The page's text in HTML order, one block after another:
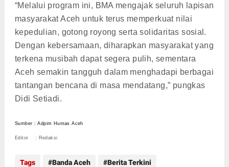
“Melalui program ini, BMA mengajak seluruh lapisan
masyarakat Aceh untuk terus memperkuat nilai
kepedulian, gotong royong serta solidaritas sosial.
Dengan kebersamaan, diharapkan masyarakat yang
terkena musibah dapat segera pulih, sementara
Aceh semakin tangguh dalam menghadapi berbagai
tantangan bencana di masa mendatang,” pungkas
Didi Setiadi.
Sumber : Adpim Humas Aceh
Editor : Redaksi
Tags Banda Aceh Berita Terkini